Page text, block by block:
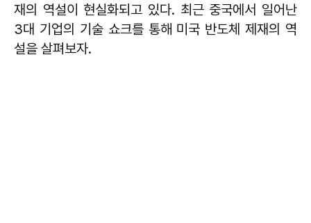
재의 역설이 현실화되고 있다. 최근 중국에서 일어난
3대 기업의 기술 쇼크를 통해 미국 반도체 제재의 역
설을 살펴보자.